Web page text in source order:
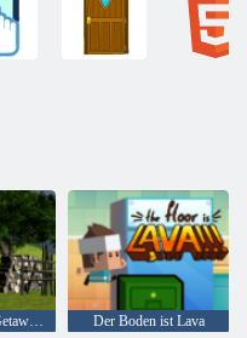
Forest Village Getaway Episode 2 Der Boden ist Lava